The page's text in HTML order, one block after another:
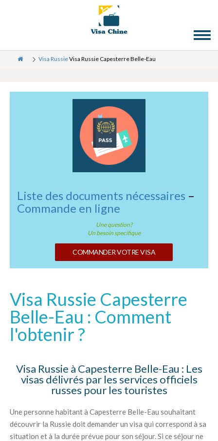
Visa RussieVisa Russie Capesterre Belle-Eau
Liste des documents nécessaires –
Commande en ligne
Une question?
Un besoin specifique
COMMANDER VOTRE VISA
Visa Russie Capesterre
Belle-Eau : Comment
l'obtenir ?
Visa Russie à Capesterre Belle-Eau : Les
visas délivrés par les services officiels
russes pour les touristes
Une personne habitant à Capesterre Belle-Eau souhaitant
découvrir la Russie doit demander un visa qui correspond à sa
situation et à la durée prévue pour son séjour. Si ce séjour ne